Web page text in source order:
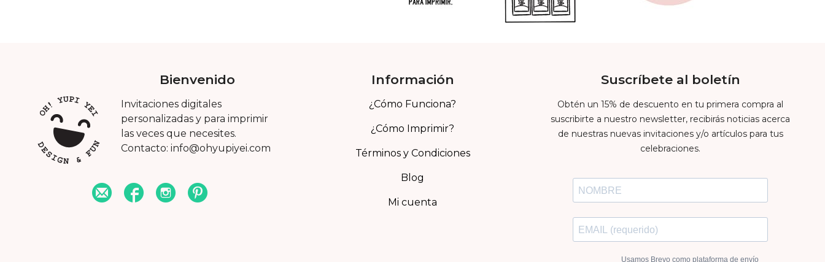
Bienvenido
Invitaciones digitales
personalizadas y para imprimir
las veces que necesites.
Contacto: info@ohyupiyei.com
Información
¿Cómo Funciona?
¿Cómo Imprimir?
Términos y Condiciones
Blog
Mi cuenta
Suscríbete al boletín
Obtén un 15% de descuento en tu primera compra al
suscribirte a nuestro newsletter, recibirás noticias acerca
de nuestras nuevas invitaciones y/o artículos para tus
celebraciones.